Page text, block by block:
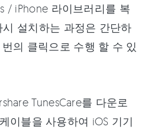
/ iPhone 라이브러리를 복
시 설치하는 과정은 간단하
의 클릭으로 수행 할 수 있
TunesCare를 다운로
이블을 사용하여 iOS 기기